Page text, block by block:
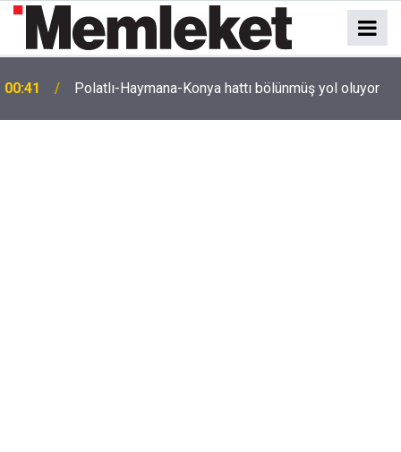
00:41 Polatlı-Haymana-Konya hattı bölünmüş yol oluyor